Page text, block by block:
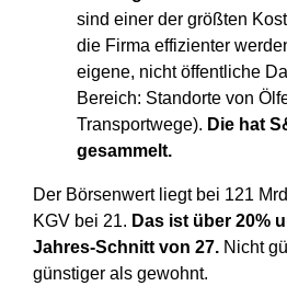
sind einer der größten
die Firma effizienter
eigene, nicht öffentliche
Bereich: Standorte von
Transportwege). Die hat
gesammelt.
Der Börsenwert liegt bei 121
KGV bei 21. Das ist über 20%
Jahres-Schnitt von 27. Nicht
günstiger als gewohnt.